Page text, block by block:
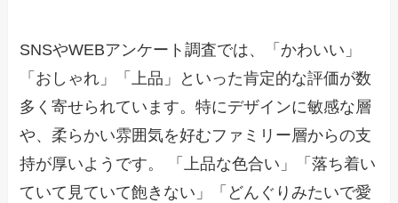
SNSやWEBアンケート調査では、「かわいい」
「おしゃれ」「上品」といった肯定的な評価が数
多く寄せられています。特にデザインに敏感な層
や、柔らかい雰囲気を好むファミリー層からの支
持が厚いようです。 「上品な色合い」「落ち着い
ていて見ていて飽きない」「どんぐりみたいで愛